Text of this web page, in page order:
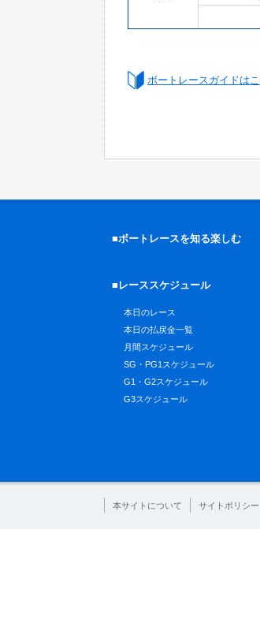
ボートレースガイドは
■ボートレースを知る楽しむ
■レーススケジュール
本日のレース
本日の払戻金一覧
月間スケジュール
SG・PG1スケジュール
G1・G2スケジュール
G3スケジュール
本サイトについて サイトポリシー